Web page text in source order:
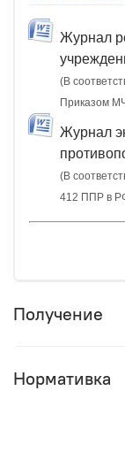
Журнал
(В
Приказом
Журнал
(В
412 ППР в
Получение
Нормативка